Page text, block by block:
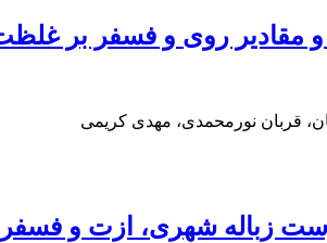
مقادیر روی و فسفر بر
قربان نورمحمدی، مهدی کریمی
زباله شهری، ازت و